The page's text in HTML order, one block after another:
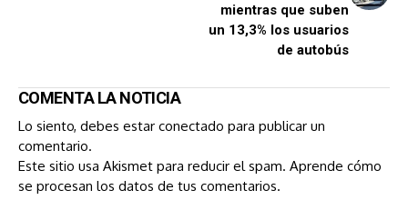
mientras que suben
un 13,3% los usuarios
de autobús
COMENTA LA NOTICIA
Lo siento, debes estar conectado para publicar un
comentario.
Este sitio usa Akismet para reducir el spam. Aprende cómo
se procesan los datos de tus comentarios.